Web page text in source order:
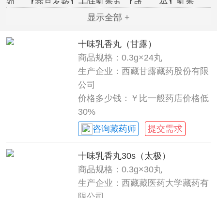
迎。 【商品名称】十味乳香丸 【成 份】乳香、
诃子（去核）、决明子、毛诃子、黄葵子、余甘子、
为黑褐色水丸；微香，味苦。 【功能主治】干黄水。
用于四肢关节红肿疼痛及湿疹。 【规 格】每10丸
重3克。 【用法用量】口服。一次4—5丸，一日2
显示全部 +
十味乳香丸（甘露）
商品规格：0.3g×24丸
生产企业：西藏甘露藏药股份有限
公司
价格多少钱：￥比一般药店价格低
30%
咨询藏药师
提交需求
十味乳香丸30s（太极）
商品规格：0.3g×30丸
生产企业：西藏藏医药大学藏药有